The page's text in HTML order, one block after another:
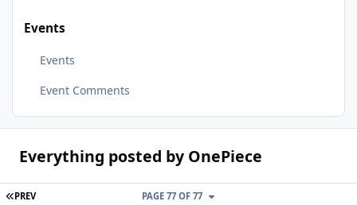
Events
Events
Event Comments
Everything posted by OnePiece
FIRST PAGE
PREV PAGE 77 OF 77